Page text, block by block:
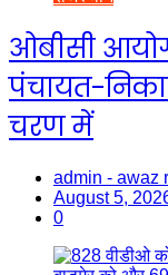
ओबीसी
पंचायत-
चरण में
admin - awaz
August 5,
0